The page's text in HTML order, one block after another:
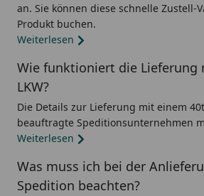
an. Sie können diese schnelle Zustell-
Produkt buchen.
Weiterlesen
Wie funktioniert die Lieferung
LKW?
Die Details zur Lieferung mit einem
beauftragte Speditionsunternehmen
Weiterlesen
Was muss ich bei der
Spedition beachten?